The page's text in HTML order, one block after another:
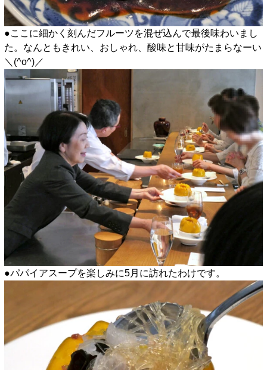
●ここに細かく刻んだフルーツを混ぜ込んで最後味わいまし
た。なんともきれい、おしゃれ、酸味と甘味がたまらなーい
＼(^o^)／
●パパイアスープを楽しみに5月に訪れたわけです。